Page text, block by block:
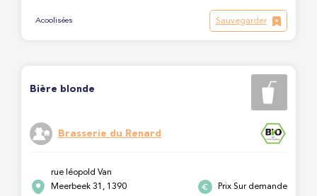
Acoolisées Sauvegarder
Bière blonde
Brasserie du Renard
rue léopold Van
Meerbeek 31, 1390
Prix Sur demande